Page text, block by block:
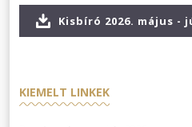
Kisbíró 2026. május -
KIEMELT LINKEK